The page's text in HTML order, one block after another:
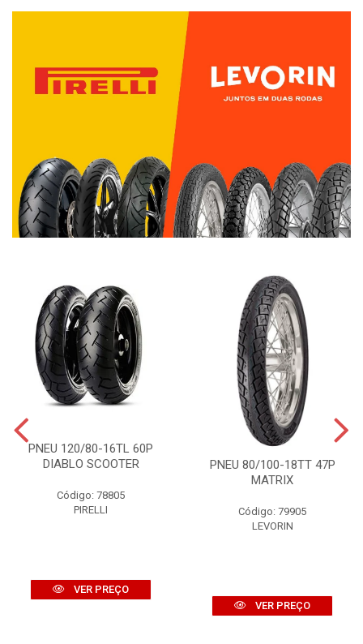
PNEU 120/80-16TL 60P
DIABLO SCOOTER
Código: 78805
PIRELLI
VER PREÇO
PNEU 80/100-18TT 47P
MATRIX
Código: 79905
LEVORIN
VER PREÇO